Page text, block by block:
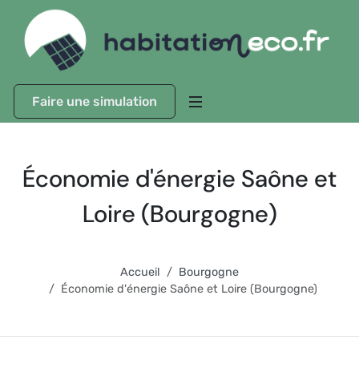
Faire une simulation
Économie d'énergie Saône et
Loire (Bourgogne)
Accueil
Bourgogne
Économie d'énergie Saône et Loire (Bourgogne)